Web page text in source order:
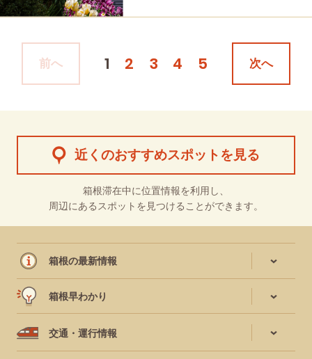
#公園・自然#母と娘で
前へ 1 2 3 4 5 次へ
近くのおすすめスポットを見る
箱根滞在中に位置情報を利用し、
周辺にあるスポットを見つけることができます。
箱根の最新情報
箱根早わかり
交通・運行情報